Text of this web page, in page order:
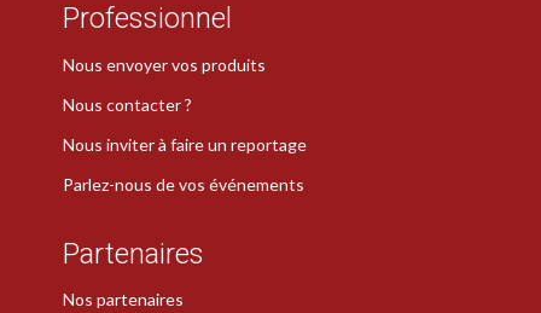
Professionnel
Nous envoyer vos produits
Nous contacter ?
Nous inviter à faire un reportage
Parlez-nous de vos événements
Partenaires
Nos partenaires